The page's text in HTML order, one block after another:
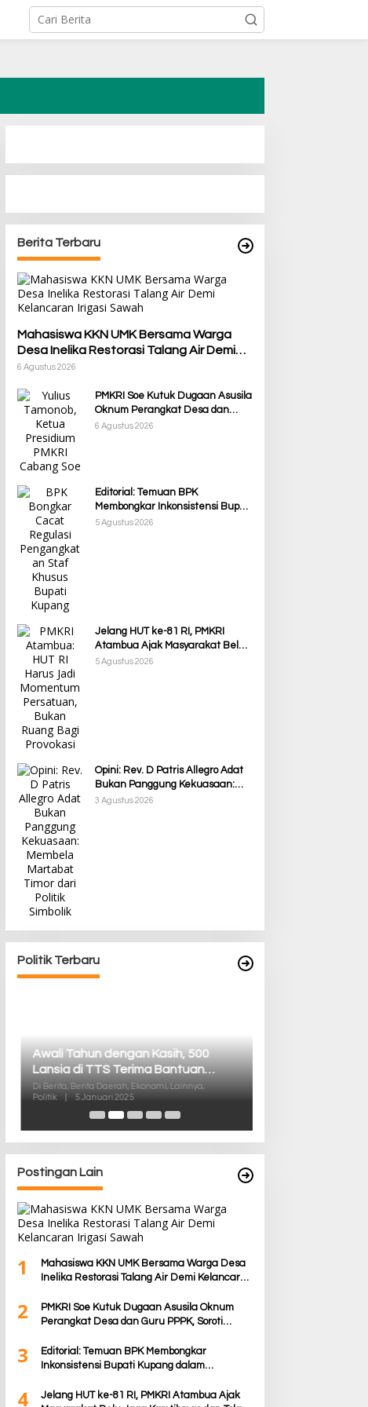
Berita Terbaru
Mahasiswa KKN UMK Bersama Warga
Desa Inelika Restorasi Talang Air Demi
Kelancaran Irigasi Sawah
6 Agustus 2026
PMKRI Soe Kutuk Dugaan Asusila
Oknum Perangkat Desa dan
Guru PPPK, Soroti Ketimpangan
6 Agustus 2026
Editorial: Temuan BPK
Membongkar Inkonsistensi Bupati
Kupang dalam Menjalankan
5 Agustus 2026
Jelang HUT ke-81 RI, PMKRI
Atambua Ajak Masyarakat Belu
Jaga Kamtibmas dan Tolak
5 Agustus 2026
Opini: Rev. D Patris Allegro Adat
Bukan Panggung Kekuasaan:
Membela Martabat Timor dari
3 Agustus 2026
Politik Terbaru
Awali Tahun dengan Kasih, 500
Lansia di TTS Terima Bantuan
Sembako dari Yayasan YNS
Politik
| 5 Januari 2025
Postingan Lain
1
Mahasiswa KKN UMK Bersama Warga Desa
Inelika Restorasi Talang Air Demi Kelancaran
2
PMKRI Soe Kutuk Dugaan Asusila Oknum
Perangkat Desa dan Guru PPPK, Soroti
3
Editorial: Temuan BPK Membongkar
Inkonsistensi Bupati Kupang dalam
4
Jelang HUT ke-81 RI, PMKRI Atambua Ajak